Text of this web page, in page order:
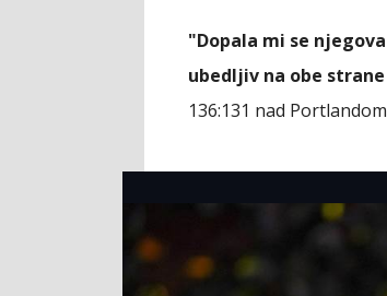
"Dopala mi se
ubedljiv na obe
136:131 nad